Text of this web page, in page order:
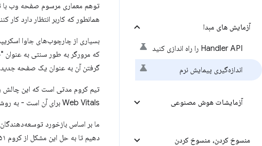
آزمایش های مبدا
Handler API را راه اندازی کنید
اندازه‌گیری پیمایش نرم
آزمایشات هوش مصنوعی
منسوخ کردن، منسوخ کردن
همانطور که کاربر انتظار دارد کار
بسیاری از چارچوب‌های جاوا
که مرورگر به طور سنتی به
گرفتن آن به عنوان یک صفحه جدید
Web Vitals برای آن است - به روشی مشابه وب‌سایت‌های پیاده‌سازی شده در معماری چند صفحه‌ای (MPA) مرسوم.
دهیم تا به حل این مشکل از کروم ۱۵۱ کمک کنیم.